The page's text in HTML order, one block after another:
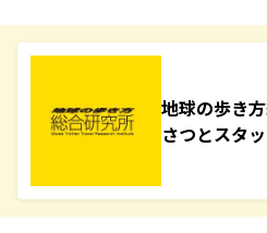
地球の歩き
さつとスタ